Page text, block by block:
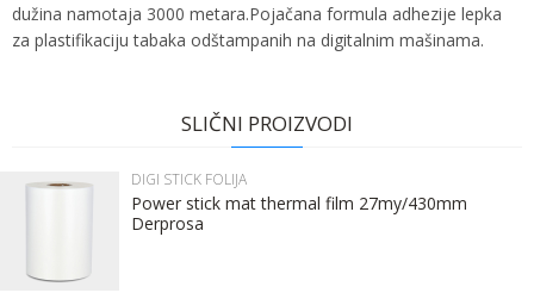
dužina namotaja 3000 metara.Pojačana formula adhezije lepka
za plastifikaciju tabaka odštampanih na digitalnim mašinama.
Brend
DERPROSA
SLIČNI PROIZVODI
DIGI STICK FOLIJA
Power stick mat thermal film 27my/430mm
Derprosa